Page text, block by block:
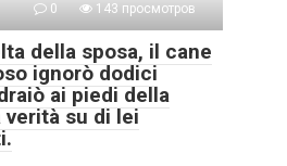
0 143 просмотров
della sposa, il cane
ignorò dodici
ai piedi della
su di lei